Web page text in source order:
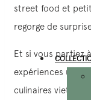
street food et
regorge de
Et si vous partiez
expériences
culinaires vietnam